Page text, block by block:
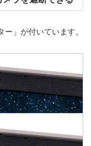
」が付いています。